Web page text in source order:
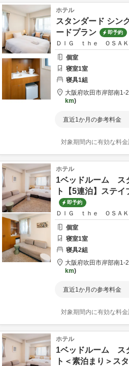
ホテル
スタンダード シン
ードプラン
即予約
ＤＩＧ ｔｈｅ ＯＳＡ
個室
寝室1室
寝具1組
大阪府吹田市岸部南1-
km
直近1か月の参考料金
対象期間内に有効な料金
ホテル
1ベッドルーム ス
ト【5連泊】ステ
即予約
ＤＩＧ ｔｈｅ ＯＳＡ
個室
寝室1室
寝具2組
大阪府吹田市岸部南1-
km
直近1か月の参考料金
対象期間内に有効な料金
ホテル
1ベッドルーム ス
ト＜素泊まり＞ス